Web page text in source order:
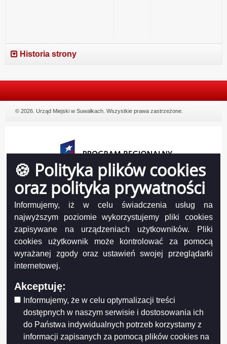
🍪 Polityka plików cookies
oraz polityka prywatności
Informujemy, iż w celu świadczenia usług na
najwyższym poziomie wykorzystujemy pliki cookies
zapisywane na urządzeniach użytkowników. Pliki
cookies użytkownik może kontrolować za pomocą
wyrażanej zgody oraz ustawień swojej przeglądarki
internetowej.
Akceptuję:
Informujemy, że w celu optymalizacji treści
dostępnych w naszym serwisie i dostosowania ich
do Państwa indywidualnych potrzeb korzystamy z
informacji zapisanych za pomocą plików cookies na
Historia strony
© 2026. Urząd Miejski w Suwałkach. Wszystkie prawa zastrzeżone.
Projekt współfinansowany przez Unię Europejską z Europejskiego Funduszu
Rozwoju Regionalnego w ramach Regionalnego Programu Operacyjnego
FUNDUSZE EUROPEJSKIE - DLA ROZWOJU WOJEWÓDZTWA PODLASKIEGO
Urząd Marszałkowski Województwa Podlaskiego – Instytucja Zarządzająca